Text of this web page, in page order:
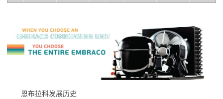
恩布拉科发展历史